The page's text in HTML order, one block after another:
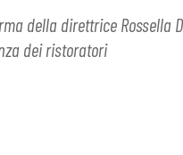
della direttrice Rossella
dei ristoratori